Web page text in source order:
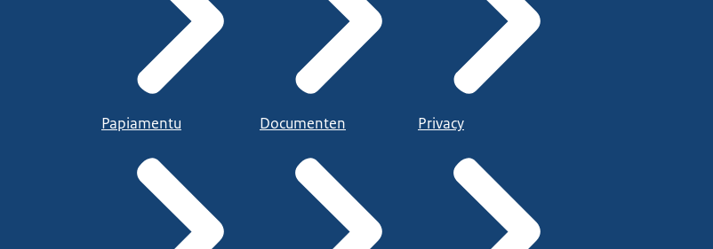
Papiamentu Documenten Privacy